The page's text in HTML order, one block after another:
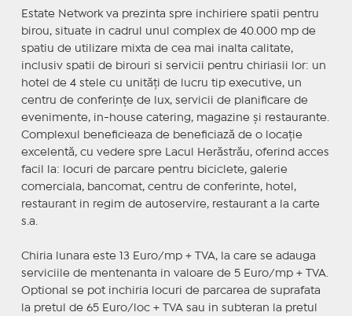
Estate Network va prezinta spre inchiriere spatii pentru
birou, situate in cadrul unul complex de 40.000 mp de
spatiu de utilizare mixta de cea mai inalta calitate,
inclusiv spatii de birouri si servicii pentru chiriasii lor: un
hotel de 4 stele cu unităţi de lucru tip executive, un
centru de conferinţe de lux, servicii de planificare de
evenimente, in-house catering, magazine şi restaurante.
Complexul beneficieaza de beneficiază de o locaţie
excelentă, cu vedere spre Lacul Herăstrău, oferind acces
facil la: locuri de parcare pentru biciclete, galerie
comerciala, bancomat, centru de conferinte, hotel,
restaurant in regim de autoservire, restaurant a la carte
s.a.
Chiria lunara este 13 Euro/mp + TVA, la care se adauga
serviciile de mentenanta in valoare de 5 Euro/mp + TVA.
Optional se pot inchiria locuri de parcarea de suprafata
la pretul de 65 Euro/loc + TVA sau in subteran la pretul